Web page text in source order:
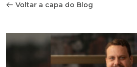
Voltar a capa do Blog